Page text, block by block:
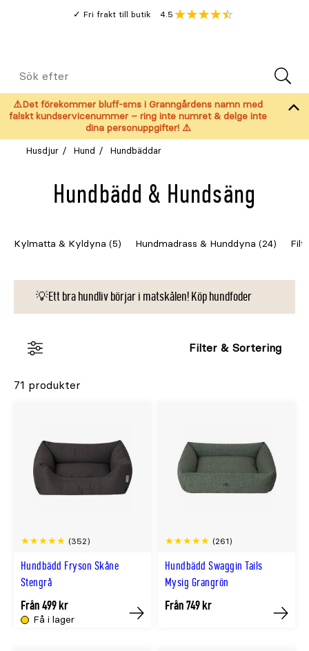
Fri frakt till butik
Genomsnitt
4.5
Meny
Sök
efter
⚠️Det förekommer bluff-sms i Granngårdens namn med
falskt kundservicenummer – ring inte numret & delge inte
dina personuppgifter! ⚠️
Husdjur Hund Hundbäddar
Hundbädd & Hundsäng
Kylmatta & Kyldyna (5) Hundmadrass & Hunddyna (24) Filt
💡Ett bra hundliv börjar i matskålen! Köp hundfoder
Filter & Sortering
71 produkter
Hundbädd Fryson Skåne
Stengrå
(352)
Få i lager
Från 499 kr
Köp
Hundbädd Swaggin Tails
Mysig Grangrön
(261)
Från 749 kr
Köp